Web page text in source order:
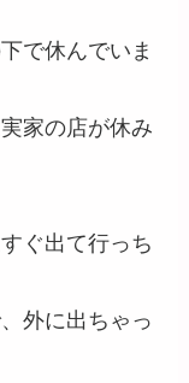
で休んでいま
家の店が休み
ぐ出て行っち
外に出ちゃっ